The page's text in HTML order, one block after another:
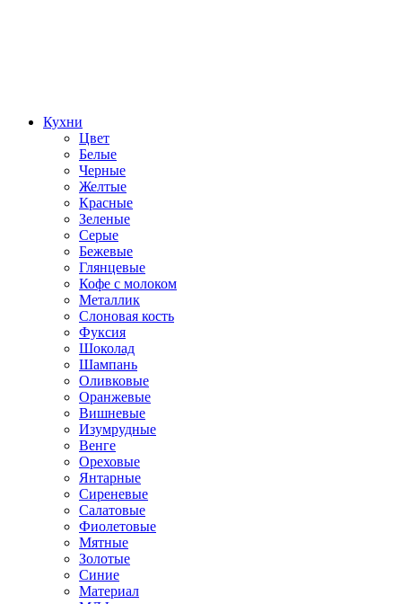
Кухни
Цвет
Белые
Черные
Желтые
Красные
Зеленые
Серые
Бежевые
Глянцевые
Кофе с молоком
Металлик
Слоновая кость
Фуксия
Шоколад
Шампань
Оливковые
Оранжевые
Вишневые
Изумрудные
Венге
Ореховые
Янтарные
Сиреневые
Салатовые
Фиолетовые
Мятные
Золотые
Синие
Материал